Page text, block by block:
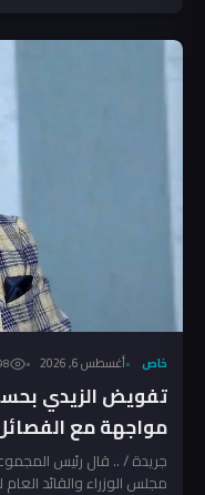
خاص أغسطس 6, 2026
تفويض الزيدي
مواجهة مع الفصائل
جريدة / .. قال رئيس
مجلس الوزراء والقائد